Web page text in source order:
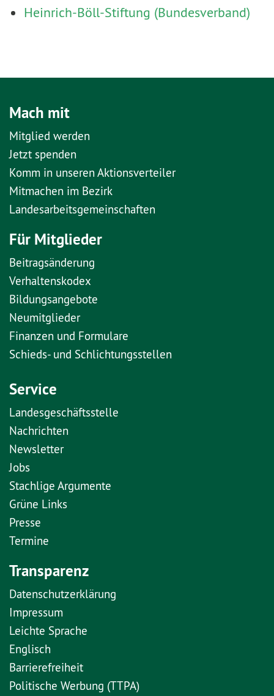
Heinrich-Böll-Stiftung (Bundesverband)
Mach mit
Mitglied werden
Jetzt spenden
Komm in unseren Aktionsverteiler
Mitmachen im Bezirk
Landesarbeitsgemeinschaften
Für Mitglieder
Beitragsänderung
Verhaltenskodex
Bildungsangebote
Neumitglieder
Finanzen und Formulare
Schieds- und Schlichtungsstellen
Service
Landesgeschäftsstelle
Nachrichten
Newsletter
Jobs
Stachlige Argumente
Grüne Links
Presse
Termine
Transparenz
Datenschutzerklärung
Impressum
Leichte Sprache
Englisch
Barrierefreiheit
Politische Werbung (TTPA)